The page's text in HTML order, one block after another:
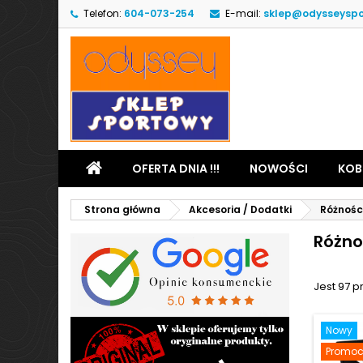
Telefon: 604-073-254 E-mail:
OFERTA DNIA !!! NOWOŚCI
Strona główna Akcesoria / Dodatki
Jest 97
Nowy